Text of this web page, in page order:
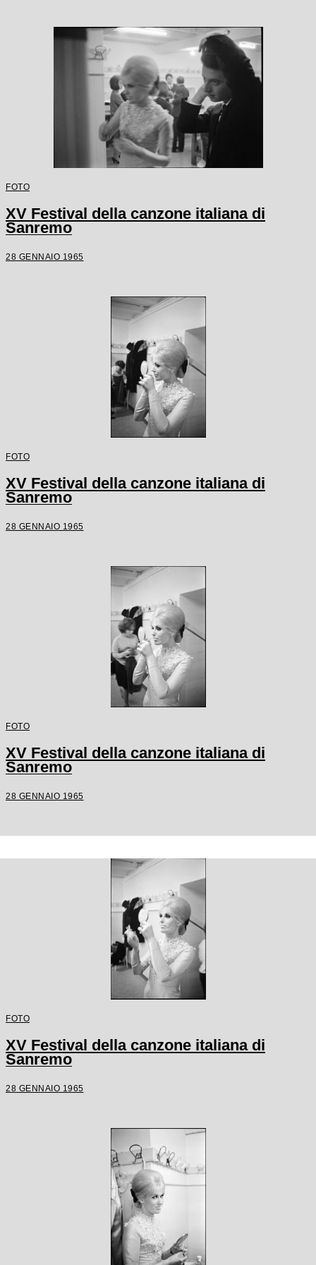
FOTO
XV Festival della canzone italiana di
Sanremo
28 GENNAIO 1965
FOTO
XV Festival della canzone italiana di
Sanremo
28 GENNAIO 1965
FOTO
XV Festival della canzone italiana di
Sanremo
28 GENNAIO 1965
FOTO
XV Festival della canzone italiana di
Sanremo
28 GENNAIO 1965